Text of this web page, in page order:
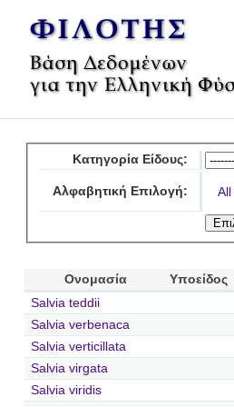
Κατηγορία Είδους:
Αλφαβητική Επιλογή: All
Ονομασία Υποείδος
Salvia teddii
Salvia verbenaca
Salvia verticillata
Salvia virgata
Salvia viridis